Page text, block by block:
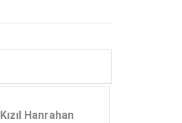
Kızıl Hanrahan